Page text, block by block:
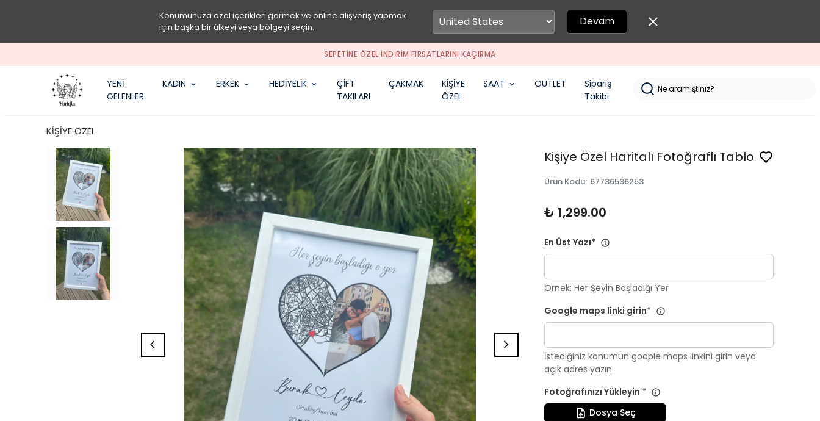
Konumunuza özel içerikleri görmek ve online alışveriş yapmak
için başka bir ülkeyi veya bölgeyi seçin.
Devam
SEPETİNE ÖZEL İNDİRİM FIRSATLARINI KAÇIRMA
YENİ
GELENLER
KADIN ERKEK HEDİYELİK
ÇİFT
TAKILARI
ÇAKMAK
KİŞİYE
ÖZEL
SAAT OUTLET
Sipariş
Takibi
KİŞİYE ÖZEL
Kişiye Özel Haritalı Fotoğraflı Tablo
Ürün Kodu: 67736536253
₺ 1,299.00
En Üst Yazı*
Örnek: Her Şeyin Başladığı Yer
Google maps linki girin*
İstediğiniz konumun goople maps linkini girin veya
açık adres yazın
Fotoğrafınızı Yükleyin *
Dosya Seç